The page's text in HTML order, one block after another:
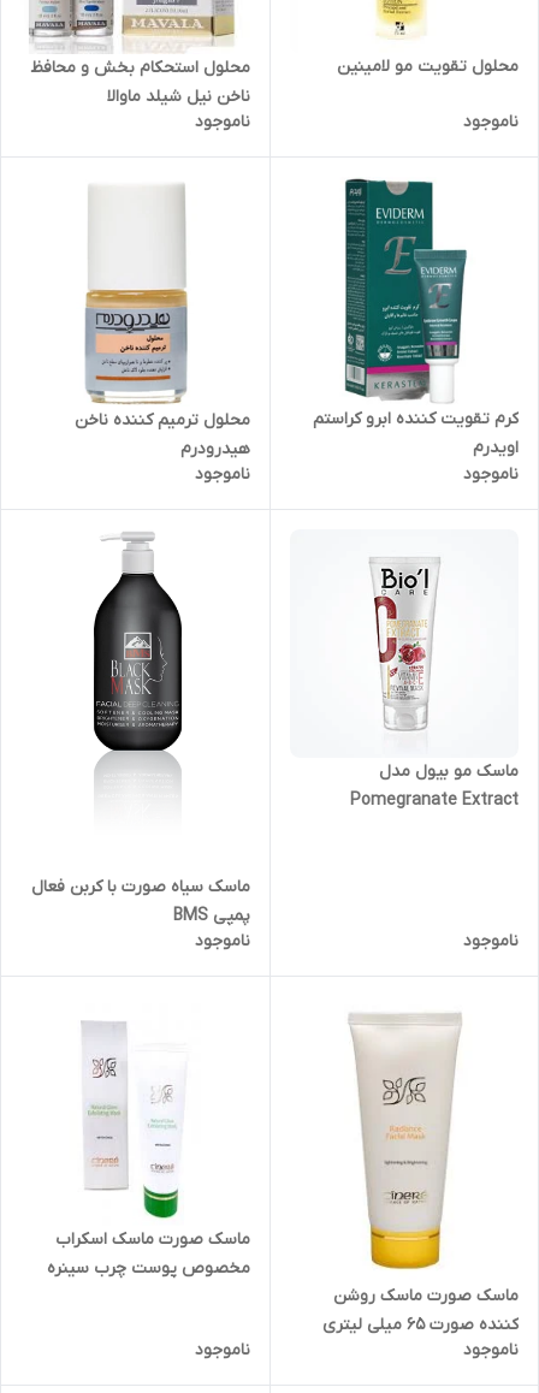
محلول تقویت مو لامینین
ناموجود
محلول استحکام بخش و محافظ
ناخن نیل شیلد ماوالا
ناموجود
کرم تقویت کننده ابرو کراستم
اویدرم
ناموجود
محلول ترمیم کننده ناخن
هیدرودرم
ناموجود
ماسک مو بیول مدل
Pomegranate Extract
ناموجود
ماسک سیاه صورت با کربن فعال
پمپی BMS
ناموجود
ماسک صورت ماسک روشن
کننده صورت 65 میلی لیتری
سینره
ناموجود
ماسک صورت ماسک اسکراب
مخصوص پوست چرب سینره
ناموجود